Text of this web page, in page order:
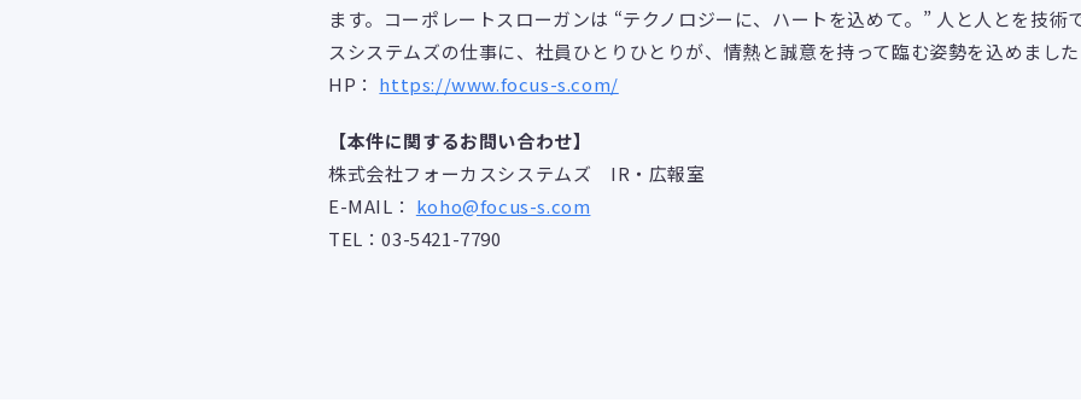
ます。コーポレートスローガンは “テクノロジーに、ハートを込めて。” ⼈と⼈とを技術
スシステムズの仕事に、社員ひとりひとりが、情熱と誠意を持って臨む姿勢を込めまし
HP： https://www.focus-s.com/
【本件に関するお問い合わせ】
株式会社フォーカスシステムズ IR・広報室
E-MAIL： koho@focus-s.com
TEL：03-5421-7790